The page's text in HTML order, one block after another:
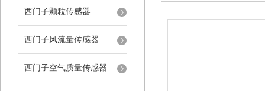
西门子颗粒传感器
西门子风流量传感器
西门子空气质量传感器